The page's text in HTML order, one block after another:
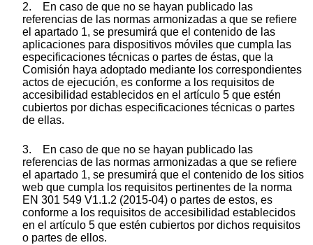
2. En caso de que no se hayan publicado las
referencias de las normas armonizadas a que se refiere
el apartado 1, se presumirá que el contenido de las
aplicaciones para dispositivos móviles que cumpla las
especificaciones técnicas o partes de éstas, que la
Comisión haya adoptado mediante los correspondientes
actos de ejecución, es conforme a los requisitos de
accesibilidad establecidos en el artículo 5 que estén
cubiertos por dichas especificaciones técnicas o partes
de ellas.
3. En caso de que no se hayan publicado las
referencias de las normas armonizadas a que se refiere
el apartado 1, se presumirá que el contenido de los sitios
web que cumpla los requisitos pertinentes de la norma
EN 301 549 V1.1.2 (2015-04) o partes de estos, es
conforme a los requisitos de accesibilidad establecidos
en el artículo 5 que estén cubiertos por dichos requisitos
o partes de ellos.